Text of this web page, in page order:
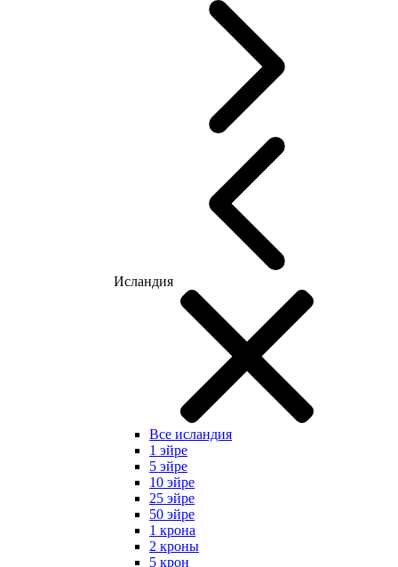
Исландия
Все исландия
1 эйре
5 эйре
10 эйре
25 эйре
50 эйре
1 крона
2 кроны
5 крон